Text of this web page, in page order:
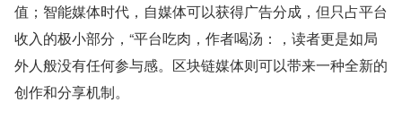
值；智能媒体时代，自媒体可以获得广告分成，但只占平台
收入的极小部分，“平台吃肉，作者喝汤：，读者更是如局
外人般没有任何参与感。区块链媒体则可以带来一种全新的
创作和分享机制。